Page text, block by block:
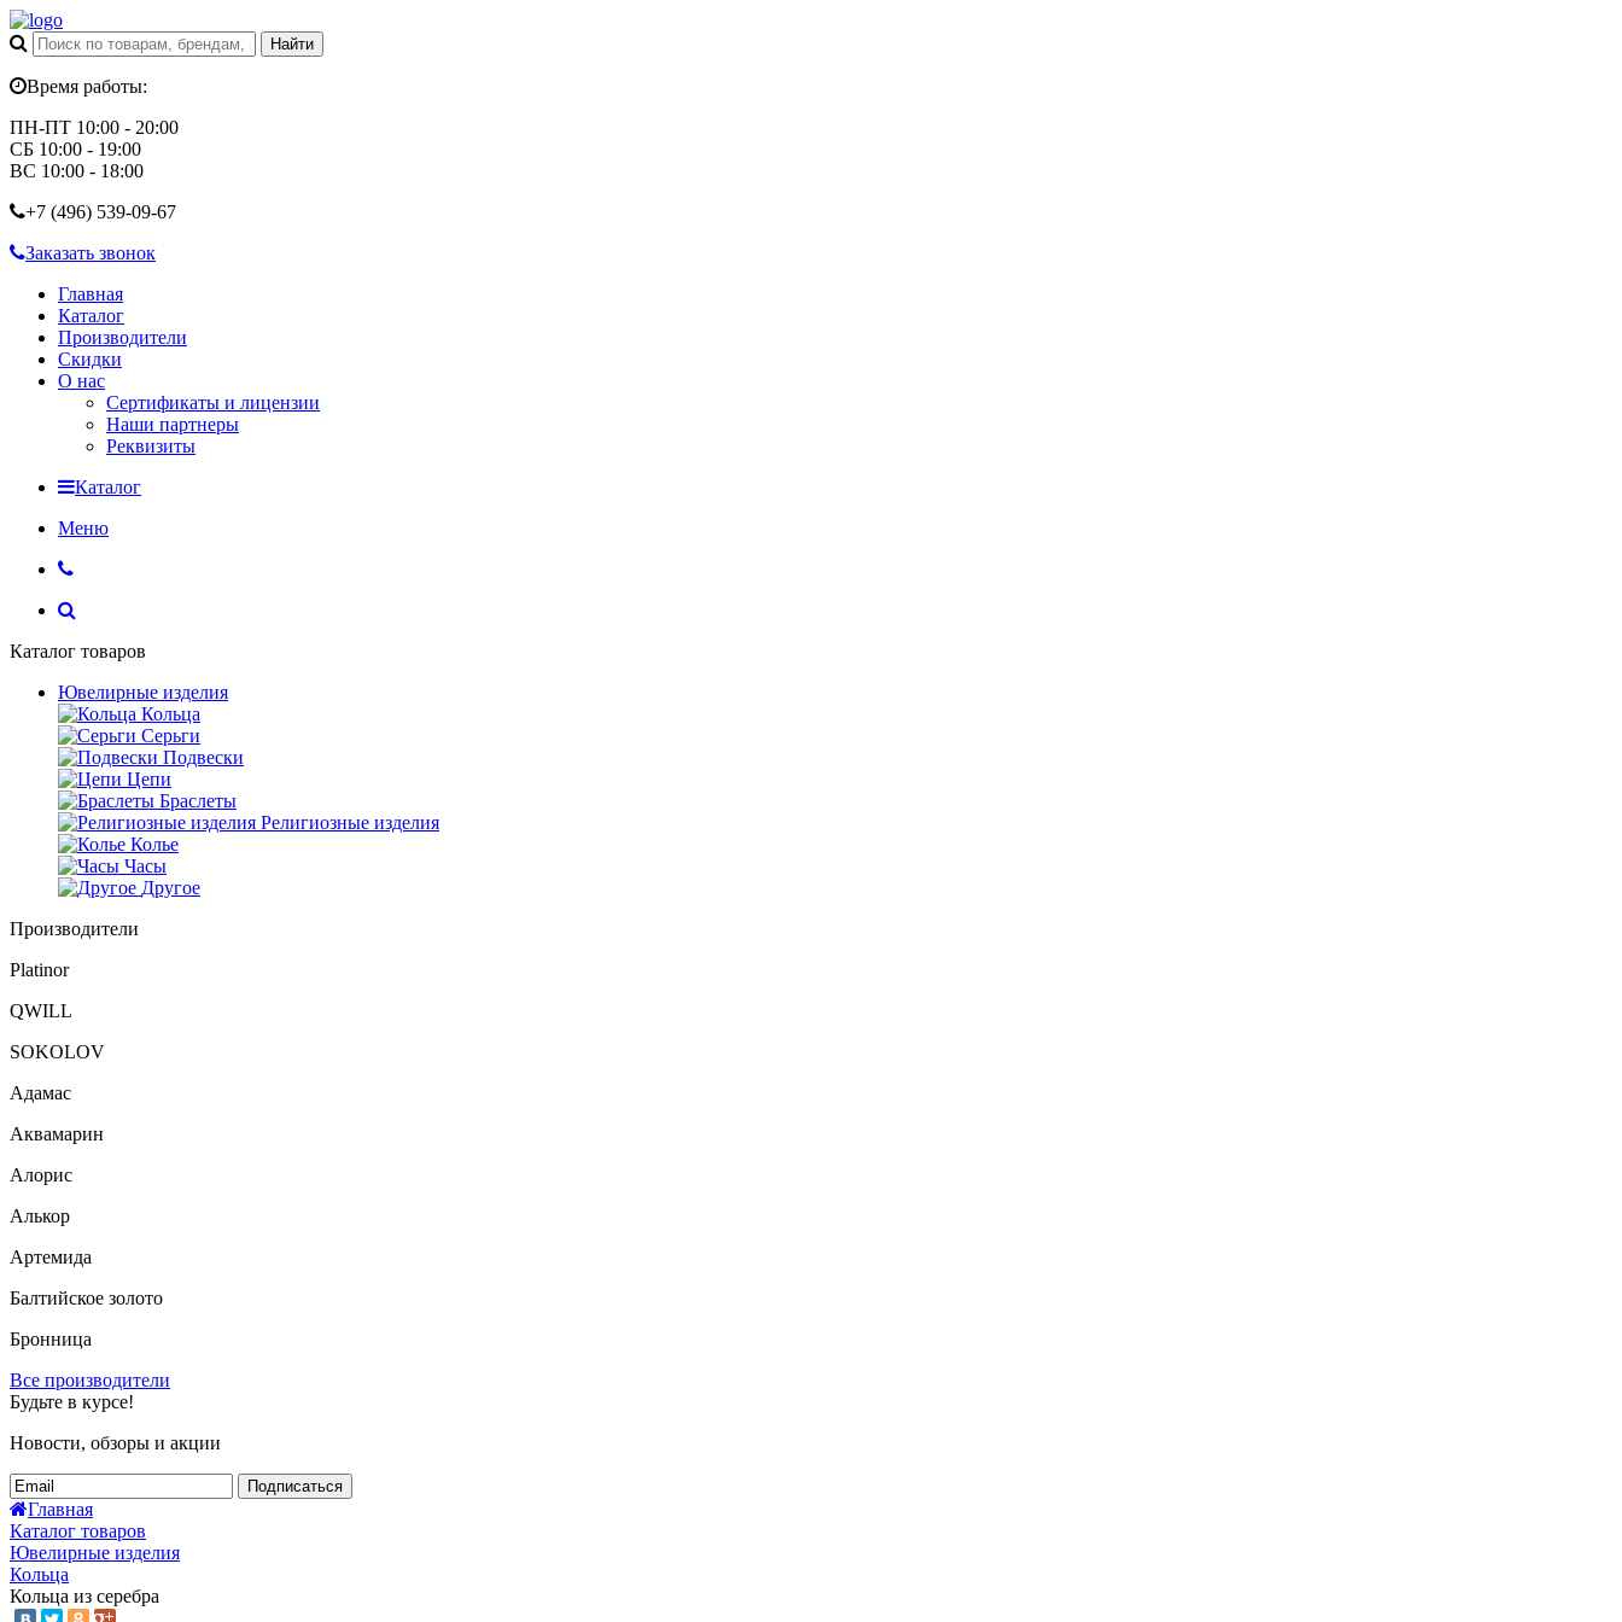
Время работы:
ПН-ПТ 10:00 - 20:00
СБ 10:00 - 19:00
ВС 10:00 - 18:00
+7 (496) 539-09-67
Заказать звонок
Главная
Каталог
Производители
Скидки
О нас
Сертификаты и лицензии
Наши партнеры
Реквизиты
Каталог
Меню
Каталог товаров
Ювелирные изделия
Кольца
Серьги
Подвески
Цепи
Браслеты
Религиозные изделия
Колье
Часы
Другое
Производители
Platinor
QWILL
SOKOLOV
Адамас
Аквамарин
Алорис
Алькор
Артемида
Балтийское золото
Бронница
Все производители
Будьте в курсе!
Новости, обзоры и акции
Подписаться
Главная
Каталог товаров
Ювелирные изделия
Кольца
Кольца из серебра